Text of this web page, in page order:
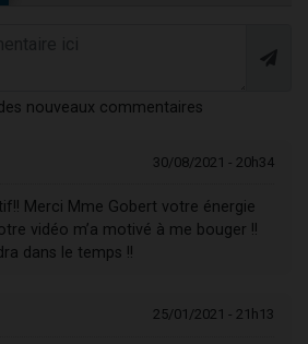
nouveaux commentaires
30/08/2021 - 20h34
Merci Mme Gobert votre énergie
vidéo m’a motivé à me bouger !!
dans le temps !!
25/01/2021 - 21h13